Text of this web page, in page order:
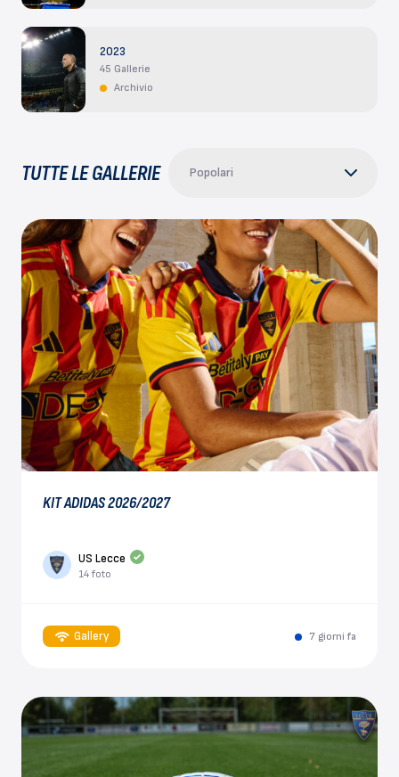
2023
45 Gallerie
Archivio
TUTTE LE GALLERIE Popolari
KIT ADIDAS 2026/2027
US Lecce
14 foto
Gallery 7 giorni fa